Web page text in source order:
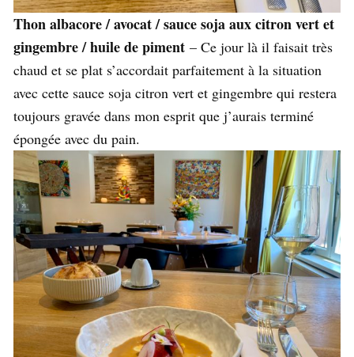
Thon albacore / avocat / sauce soja aux citron vert et
gingembre / huile de piment – Ce jour là il faisait très
chaud et se plat s’accordait parfaitement à la situation
avec cette sauce soja citron vert et gingembre qui restera
toujours gravée dans mon esprit que j’aurais terminé
épongée avec du pain.